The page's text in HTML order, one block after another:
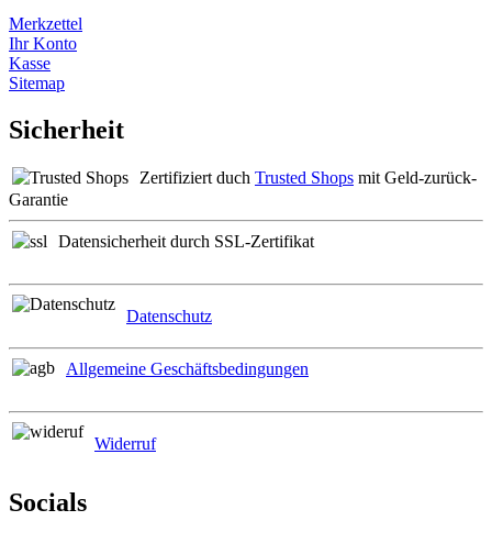
Merkzettel
Ihr Konto
Kasse
Sitemap
Sicherheit
Zertifiziert duch Trusted Shops mit Geld-zurück-
Garantie
Datensicherheit durch SSL-Zertifikat
Datenschutz
Allgemeine Geschäftsbedingungen
Widerruf
Socials